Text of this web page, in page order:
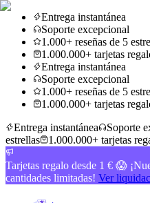
Entrega instantánea
Soporte excepcional
1.000+ reseñas de 5
1.000.000+ tarjetas
Entrega instantánea
Soporte excepcional
1.000+ reseñas de 5
1.000.000+ tarjetas
Entrega instantánea
Soporte
estrellas
1.000.000+ tarjetas
Tarjetas regalo desde 1 € 😱
cantidades limitadas! Ver